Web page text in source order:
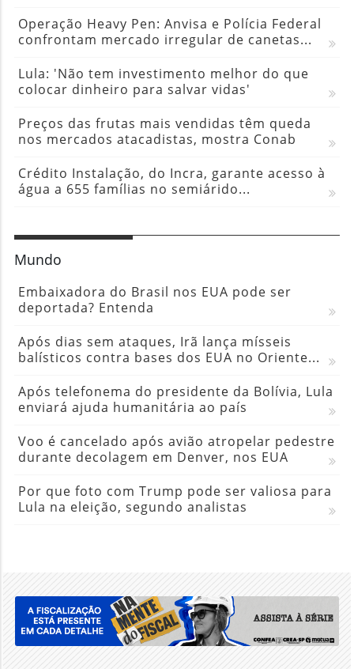
Operação Heavy Pen: Anvisa e Polícia Federal
confrontam mercado irregular de canetas...
Lula: 'Não tem investimento melhor do que
colocar dinheiro para salvar vidas'
Preços das frutas mais vendidas têm queda
nos mercados atacadistas, mostra Conab
Crédito Instalação, do Incra, garante acesso à
água a 655 famílias no semiárido...
Mundo
Embaixadora do Brasil nos EUA pode ser
deportada? Entenda
Após dias sem ataques, Irã lança mísseis
balísticos contra bases dos EUA no Oriente...
Após telefonema do presidente da Bolívia, Lula
enviará ajuda humanitária ao país
Voo é cancelado após avião atropelar pedestre
durante decolagem em Denver, nos EUA
Por que foto com Trump pode ser valiosa para
Lula na eleição, segundo analistas